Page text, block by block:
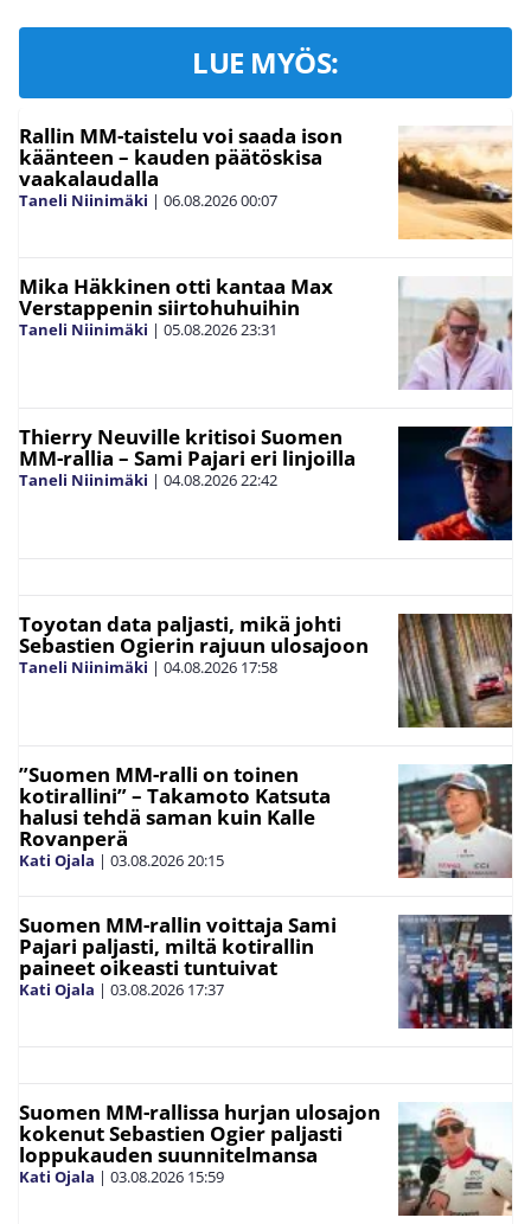
LUE MYÖS:
Rallin MM-taistelu voi saada ison
käänteen – kauden päätöskisa
vaakalaudalla
Taneli Niinimäki | 06.08.202600:07
Mika Häkkinen otti kantaa Max
Verstappenin siirtohuhuihin
Taneli Niinimäki | 05.08.202623:31
Thierry Neuville kritisoi Suomen
MM-rallia – Sami Pajari eri linjoilla
Taneli Niinimäki | 04.08.202622:42
Toyotan data paljasti, mikä johti
Sebastien Ogierin rajuun ulosajoon
Taneli Niinimäki | 04.08.2026 17:58
”Suomen MM-ralli on toinen
kotirallini” – Takamoto Katsuta
halusi tehdä saman kuin Kalle
Rovanperä
Kati Ojala | 03.08.202620:15
Suomen MM-rallin voittaja Sami
Pajari paljasti, miltä kotirallin
paineet oikeasti tuntuivat
Kati Ojala | 03.08.2026 17:37
Suomen MM-rallissa hurjan ulosajon
kokenut Sebastien Ogier paljasti
loppukauden suunnitelmansa
Kati Ojala | 03.08.2026 15:59